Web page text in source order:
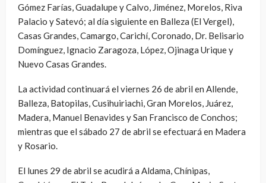
Gómez Farías, Guadalupe y Calvo, Jiménez, Morelos, Riva
Palacio y Satevó; al día siguiente en Balleza (El Vergel),
Casas Grandes, Camargo, Carichí, Coronado, Dr. Belisario
Domínguez, Ignacio Zaragoza, López, Ojinaga Urique y
Nuevo Casas Grandes.
La actividad continuará el viernes 26 de abril en Allende,
Balleza, Batopilas, Cusihuiriachi, Gran Morelos, Juárez,
Madera, Manuel Benavides y San Francisco de Conchos;
mientras que el sábado 27 de abril se efectuará en Madera
y Rosario.
El lunes 29 de abril se acudirá a Aldama, Chínipas,